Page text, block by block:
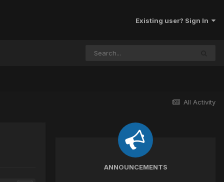
Existing user? Sign In
All Activity
ANNOUNCEMENTS